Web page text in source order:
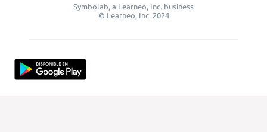
Symbolab, a Learneo, Inc. business
© Learneo, Inc. 2024